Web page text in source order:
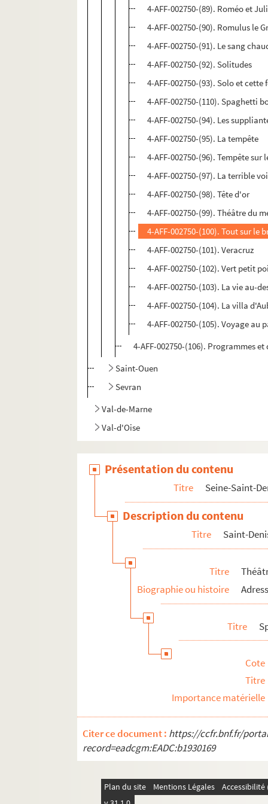
4-AFF-002750-(89). Roméo et
4-AFF-002750-(90). Romulus le
4-AFF-002750-(91). Le sang
4-AFF-002750-(92). Solitudes
4-AFF-002750-(93). Solo et cette
4-AFF-002750-(110). Spaghetti
4-AFF-002750-(94). Les
4-AFF-002750-(95). La tempête
4-AFF-002750-(96). Tempête sur
4-AFF-002750-(97). La terrible
4-AFF-002750-(98). Tête d'or
4-AFF-002750-(99). Théâtre du
4-AFF-002750-(100). Tout sur le
4-AFF-002750-(101). Veracruz
4-AFF-002750-(102). Vert petit
4-AFF-002750-(103). La vie au-
4-AFF-002750-(104). La villa
4-AFF-002750-(105). Voyage
4-AFF-002750-(106). Programmes et
Saint-Ouen
Sevran
Val-de-Marne
Val-d'Oise
Présentation du contenu
Titre Seine-Saint-
Description du contenu
Titre Saint-
Titre
Biographie ou histoire
Titre
Cote
Titre
Importance matérielle
Citer ce document : https://ccfr.bnf.fr/
record=eadcgm:EADC:b1930169
Plan du site Mentions Légales